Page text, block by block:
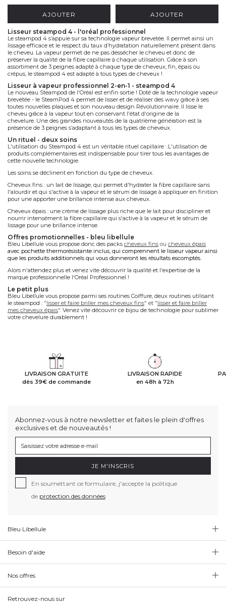
AJOUTER AJOUTER
lisseur steampod 4 - l'oréal professionnel
Le steampod 4 s’appuie sur sa technologie vapeur brevetée. Il permet ainsi un
lissage efficace et le respect du taux d’hydratation naturellement présent dans
le cheveu. La vapeur permet de ne pas dessécher le cheveu et donc de
préserver la qualité de la fibre capillaire à chaque utilisation. Grâce à son
assortiment de 3 peignes adapté à chaque type de cheveux, fin, épais ou
crépus, le steampod 4 est adapté à tous types de cheveux !
lisseur à vapeur professionnel 2-en-1 - steampod 4
Le nouveau Steampod de l'Oréal est enfin sortie ! Doté de la technologie vapeur
brevetée - le SteamPod 4 permet de lisser et de réaliser des wavy grâce à ses
toutes nouvelles plaques et son nouveau design Révolutionnaire. Il lisse le
cheveu grâce à la vapeur tout en conservant l'état d'origine de la
chevelure. Une des grandes nouveautés de la quatrième génération est la
présence de 3 peignes s’adaptant à tous les types de cheveux.
un rituel - deux soins
L'utilisation du Steampod 4 est un véritable rituel capillaire : L'utilisation de
produits complémentaires est indispensable pour tirer tous les avantages de
cette nouvelle technologie.
Les soins se déclinent en fonction du type de cheveux.
Cheveux fins : un lait de lissage, qui permet d'hydrater la fibre capillaire sans
l'alourdir et qui s'active à la vapeur et le sérum de lissage à appliquer en finition
pour une apporter une brillance intense aux cheveux.
Cheveux épais : une crème de lissage plus riche que le lait pour discipliner et
nourrir intensément la fibre capillaire qui s'active à la vapeur et le sérum de
lissage pour une brillance intense.
offres promotionnelles - bleu libellule
Bleu Libellule vous propose donc des packs cheveux fins ou cheveux épais
avec pochette thermorésistante inclus, qui comprennent le lisseur vapeur ainsi
que les produits additionnels qui vous donneront les résultats escomptés.
Alors n'attendez plus et venez vite découvrir la qualité et l'expertise de la
marque professionnelle l'Oréal Professionnel !
le petit plus
Bleu Libellule vous propose parmi ses routines Coiffure, deux routines utilisant
le steampod : "lisser et faire briller mes cheveux fins" et "lisser et faire briller
mes cheveux épais". Venez vite découvrir ce bijou de technologie pour sublimer
votre chevelure durablement !
LIVRAISON GRATUITE
dès 39€ de commande
LIVRAISON RAPIDE
en 48h à 72h
Abonnez-vous à notre newsletter et faites le plein d'offres
exclusives et de nouveautés !
JE M'INSCRIS
En soumettant ce formulaire, j'accepte la politique
de protection des données
Bleu Libellule
Besoin d'aide
Nos offres
Retrouvez-nous sur